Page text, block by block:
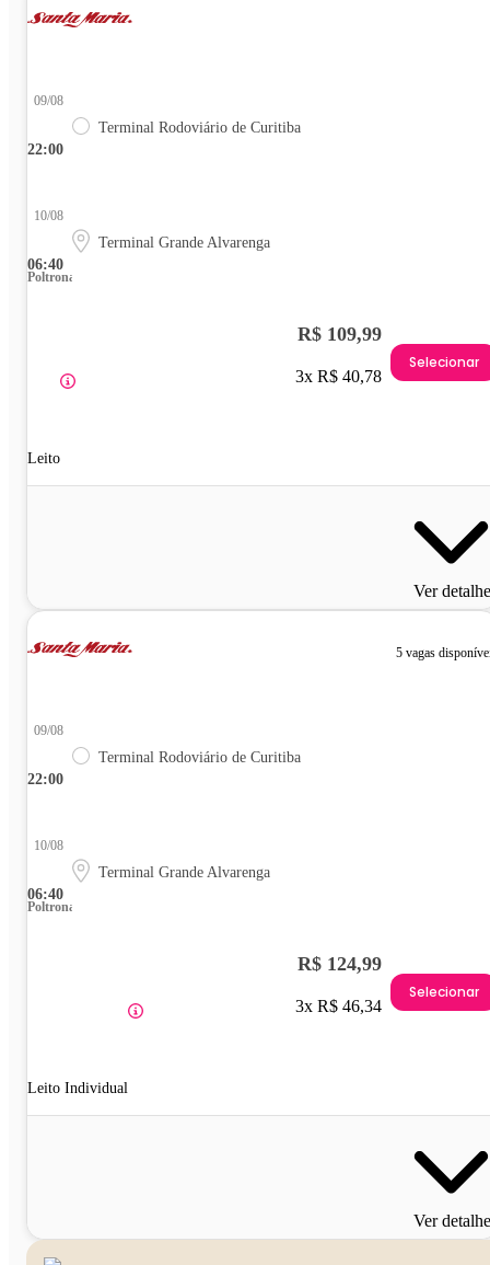
22:00
09/08
Terminal Rodoviário de Curitiba
06:40
10/08
Terminal Grande Alvarenga
Poltrona
Leito
R$ 109,99
3x R$ 40,78
Selecionar
Ver
5 vagas
22:00
09/08
Terminal Rodoviário de Curitiba
06:40
10/08
Terminal Grande Alvarenga
Poltrona
Leito Individual
R$ 124,99
3x R$ 46,34
Selecionar
Ver